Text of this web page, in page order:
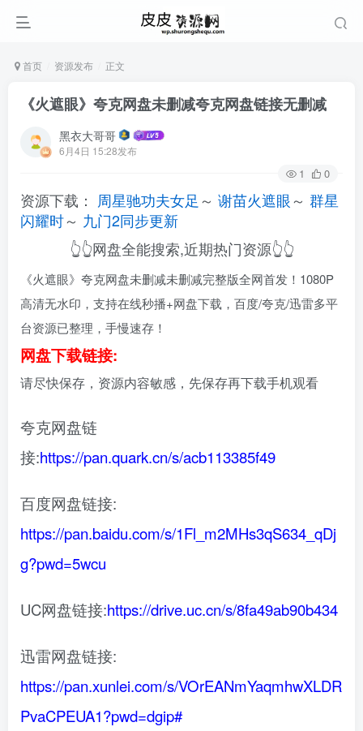
首页 资源发布 正文
《火遮眼》夸克网盘未删减夸克网盘链接无删减
黑衣大哥哥
6月4日 15:28发布
1 0
资源下载： 周星驰功夫女足 ～ 谢苗火遮眼～ 群星
闪耀时～ 九门2同步更新
👆👆网盘全能搜索,近期热门资源👆👆
《火遮眼》夸克网盘未删减未删减完整版全网首发！1080P
高清无水印，支持在线秒播+网盘下载，百度/夸克/迅雷多平
台资源已整理，手慢速存！
网盘下载链接:
请尽快保存，资源内容敏感，先保存再下载手机观看
夸克网盘链
接:https://pan.quark.cn/s/acb113385f49
百度网盘链接:
https://pan.baidu.com/s/1Fl_m2MHs3qS634_qDj
g?pwd=5wcu
UC网盘链接:https://drive.uc.cn/s/8fa49ab90b434
迅雷网盘链接:
https://pan.xunlei.com/s/VOrEANmYaqmhwXLDR
PvaCPEUA1?pwd=dgip#